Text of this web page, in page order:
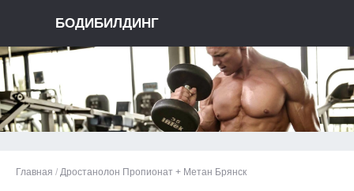
БОДИБИЛДИНГ
Главная / Дростанолон Пропионат + Метан Брянск